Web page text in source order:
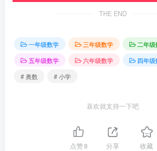
THE END
一年级数学 三年级数学
二年
五年级数学
六年级数学 四年
# 奥数
# 小学
喜欢就支持一下吧
点赞8 分享 收藏